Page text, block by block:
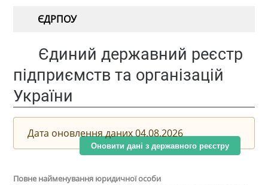
ЄДРПОУ
Єдиний державний реєстр
підприємств та організацій
України
Дата оновлення даних 04.08.2026
Оновити дані з державного реєстру
Повне найменування юридичної особи